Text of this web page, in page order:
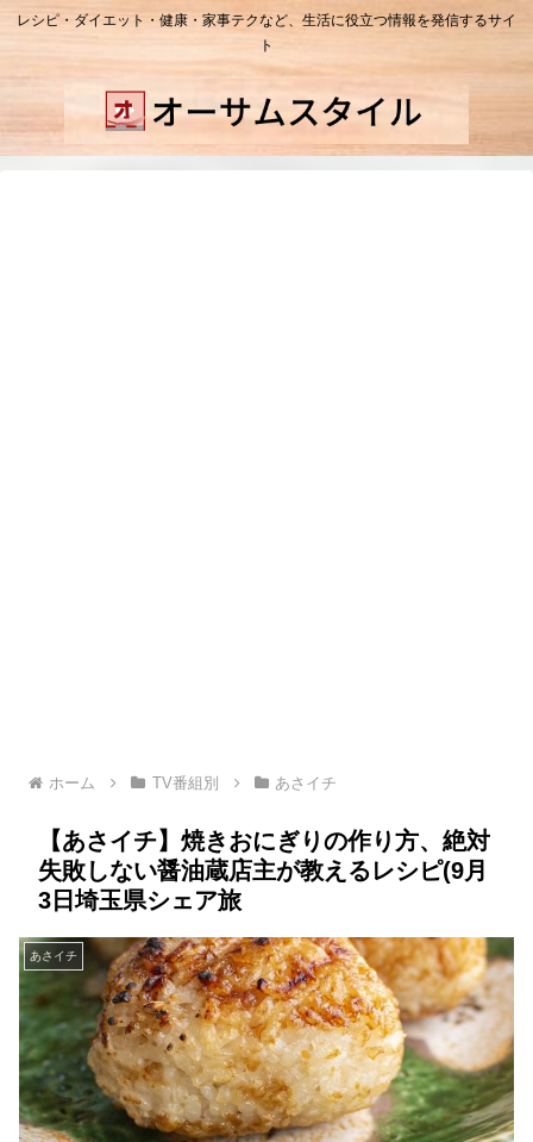
レシピ・ダイエット・健康・家事テクなど、生活に役立つ情報を発信するサイ
ト
ホーム TV番組別 あさイチ
【あさイチ】焼きおにぎりの作り方、絶対
失敗しない醤油蔵店主が教えるレシピ(9月
3日埼玉県シェア旅
あさイチ